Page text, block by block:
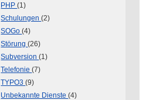
PHP(1)
Schulungen(2)
SOGo(4)
Störung(26)
Subversion(1)
Telefonie(7)
TYPO3(9)
Unbekannte Dienste(4)